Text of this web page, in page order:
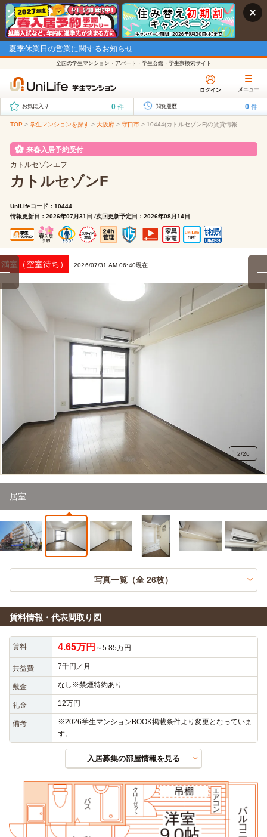
夏季休業日の営業に関するお知らせ
全国の学生マンション・アパート・学生会館・学生寮検索サイト
ログイン メニュー
お気に入り 0 件 閲覧履歴 0 件
TOP > 学生マンションを探す > 大阪府 > 守口市 > 10444(カトルセゾンF)の賃貸情報
来春入居予約受付
カトルセゾンエフ
カトルセゾンF
UniLifeコード：10444
情報更新日：2026年07月31日 /次回更新予定日：2026年08月14日
満室（空室待ち） 2026/07/31 AM 06:40現在
居室
2/26
写真一覧（全 26枚）
賃料情報・代表間取り図
賃料 4.65万円 ～5.85万円
共益費 7千円／月
敷金 なし※禁煙特約あり
礼金 12万円
備考
※2026学生マンションBOOK掲載条件より変更となっていま
す。
入居募集の部屋情報を見る